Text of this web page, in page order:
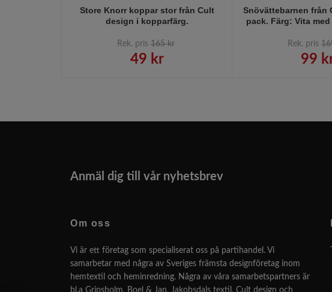
Store Knorr koppar stor från Cult
design i kopparfärg.
Rek. pris 165 kr
49 kr
Snövättebarnen från
pack. Färg: Vita
Rek. pris
99
Anmäl dig till vår nyhetsbrev
Om oss
Vi är ett företag som specialiserat oss på partihandel. Vi
samarbetar med några av Sveriges främsta designföretag inom
hemtextil och heminredning. Några av våra samarbetspartners är
bl.a Gripsholm, Boel & Jan, Jakobsdals textil, Cult design och